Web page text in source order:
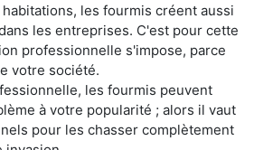
les fourmis créent aussi
les entreprises. C'est pour cette
professionnelle s'impose, parce
votre société.
les fourmis peuvent
à votre popularité ; alors il vaut
pour les chasser complètement